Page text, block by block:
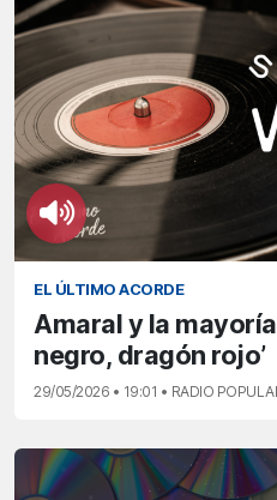
EL ÚLTIMO ACORDE
Amaral y la
negro, dragón rojo’
29/05/2026 • 19:01 • RADIO